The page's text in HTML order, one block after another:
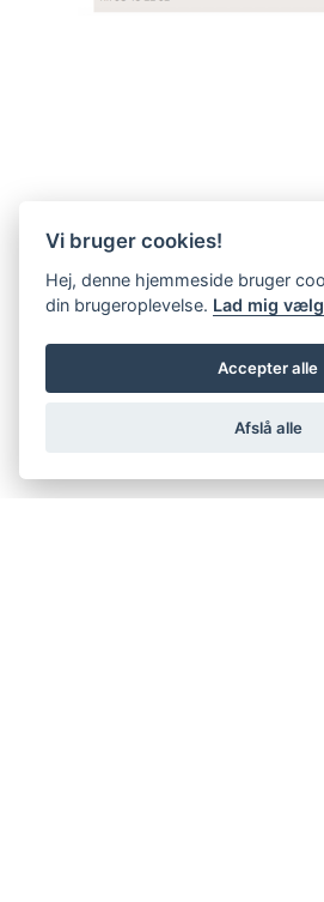
Vi bruger cookies!
Hej, denne hjemmeside bruger
din brugeroplevelse. Lad mig
Accepter alle
Afslå alle